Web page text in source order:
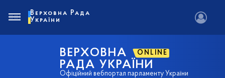
ВЕРХОВНА ONLINE
РАДА УКРАЇНИ
Офіційний вебпортал парламенту України
Верховна Рада
України